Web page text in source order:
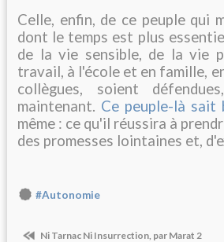
Celle, enfin, de ce peuple qui
dont le temps est plus
de la vie sensible, de la vie
travail, à l'école et en famille,
collègues, soient
maintenant. Ce peuple-là sait
même : ce qu'il réussira à
des promesses lointaines et,
#Autonomie
Ni Tarnac Ni Insurrection, par Marat 2